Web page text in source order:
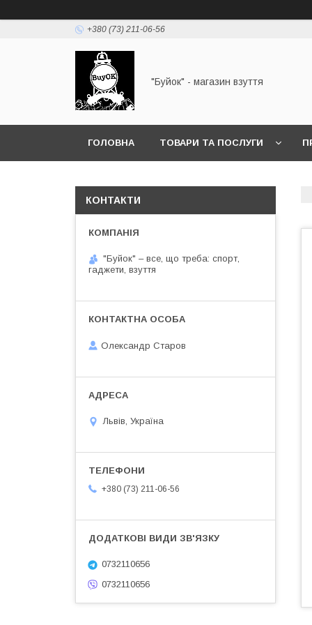
+380 (73) 211-06-56
"Буйок" - магазин взуття
ГОЛОВНА ТОВАРИ ТА ПОСЛУГИ
КОНТАКТИ
"Буйок" – все, що треба: спорт,
гаджети, взуття
Олександр Старов
Львів, Україна
+380 (73) 211-06-56
0732110656
0732110656